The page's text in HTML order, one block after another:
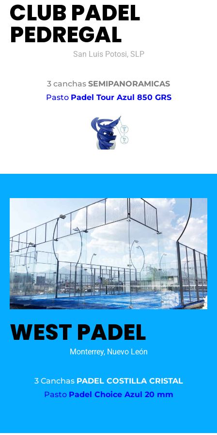
CLUB PADEL
PEDREGAL
San Luis Potosi, SLP
3 canchas SEMIPANORAMICAS
Pasto Padel Tour Azul 850 GRS
WEST PADEL
Monterrey, Nuevo León
3 Canchas PADEL COSTILLA CRISTAL
Pasto Padel Choice Azul 20 mm